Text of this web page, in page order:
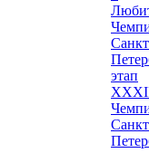
этап